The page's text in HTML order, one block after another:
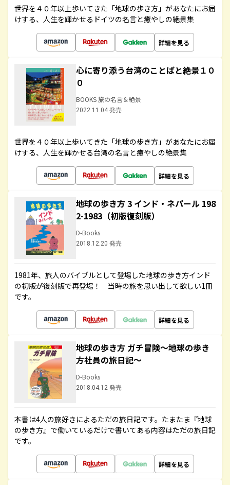
世界を４０年以上歩いてきた「地球の歩き方」があなたにお届
けする、人生を輝かせるドイツの名言と癒やしの絶景集
詳細を見る
心に寄り添う台湾のことばと絶景１０
０
BOOKS 旅の名言＆絶景
2022.11.04 発売
世界を４０年以上歩いてきた「地球の歩き方」があなたにお届
けする、人生を輝かせる台湾の名言と癒やしの絶景集
詳細を見る
地球の歩き方 3 インド・ネパール 198
2-1983（初版復刻版）
D-Books
2018.12.20 発売
1981年、旅人のバイブルとして登場した地球の歩き方インド
の初版が復刻版で再登場！ 当時の旅を思い出して欲しい1冊
です。
詳細を見る
地球の歩き方 ガチ冒険～地球の歩き
方社員の旅日記～
D-Books
2018.04.12 発売
本書は4人の旅好きによるただの旅日記です。たまたま『地球
の歩き方』で働いているだけで書いてある内容はただの旅日記
です。
詳細を見る